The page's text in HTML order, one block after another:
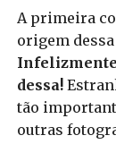
A primeira
origem
dessa!
tão
outras